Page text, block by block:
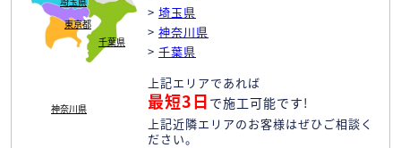
東京都
神奈川県
千葉県
> 埼玉県
> 神奈川県
> 千葉県
上記エリアであれば
最短3日 で施工可能です!
上記近隣エリアのお客様はぜひご相談く
ださい。